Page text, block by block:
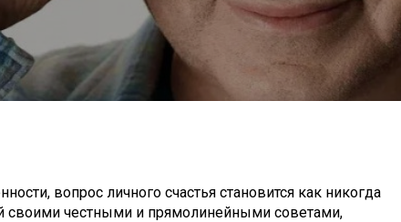
вопрос личного счастья становится как никогда
своими честными и прямолинейными советами,